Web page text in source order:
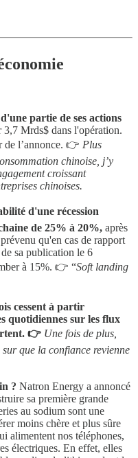
partie de ses actions
Mrds$ dans l'opération.
de l’annonce. 👉 Plus
chinoise, j’y
croissant
chinoises.
d'une récession
de 25% à 20%, après
qu'en cas de rapport
sa publication le 6
à 15%. 👉 “Soft landing
cessent à partir
quotidiennes sur les flux
👉 Une fois de plus,
que la confiance revienne
? Natron Energy a annoncé
sa première grande
au sodium sont une
moins chère et plus sûre
alimentent nos téléphones,
électriques. En effet, elles